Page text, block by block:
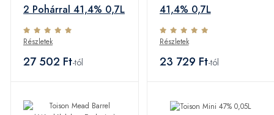
2 Pohárral 41,4% 0,7L
Részletek
27 502 Ft-tól
41,4% 0,7L
Részletek
23 729 Ft-tól